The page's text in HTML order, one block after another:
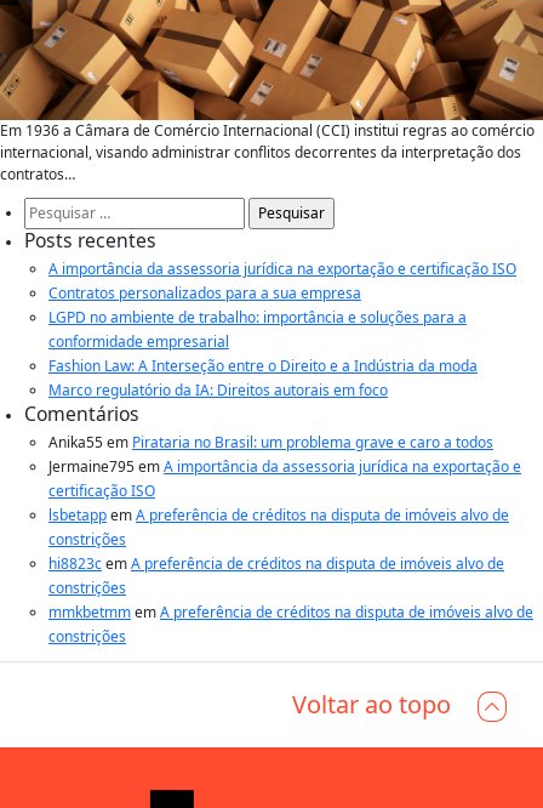
Em 1936 a Câmara de Comércio Internacional (CCI) institui regras ao comércio
internacional, visando administrar conflitos decorrentes da interpretação dos
contratos…
Pesquisar
por:
Posts recentes
A importância da assessoria jurídica na exportação e certificação ISO
Contratos personalizados para a sua empresa
LGPD no ambiente de trabalho: importância e soluções para a
conformidade empresarial
Fashion Law: A Interseção entre o Direito e a Indústria da moda
Marco regulatório da IA: Direitos autorais em foco
Comentários
Anika55em Pirataria no Brasil: um problema grave e caro a todos
Jermaine795emA importância da assessoria jurídica na exportação e
certificação ISO
lsbetappemA preferência de créditos na disputa de imóveis alvo de
constrições
hi8823cemA preferência de créditos na disputa de imóveis alvo de
constrições
mmkbetmmemA preferência de créditos na disputa de imóveis alvo de
constrições
Voltar ao topo